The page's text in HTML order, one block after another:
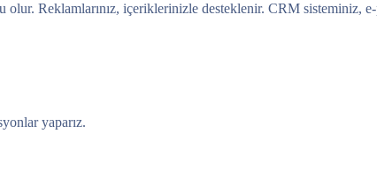
olur. Reklamlarınız, içeriklerinizle desteklenir. CRM sisteminiz,
yaparız.